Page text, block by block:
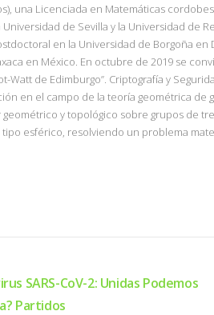
una Licenciada en Matemáticas
de Sevilla y la Universidad de
en la Universidad de Borgoña en
en México. En octubre de 2019 se
Watt de Edimburgo”. Criptografía y
en el campo de la teoría geométrica de
y topológico sobre grupos de
tipo esférico, resolviendo un problema
SARS-CoV-2: Unidas Podemos
Partidos